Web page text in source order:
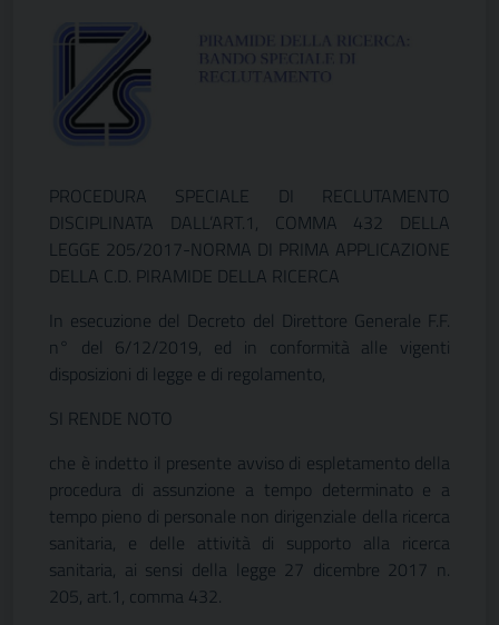
PROCEDURA SPECIALE DI RECLUTAMENTO
DISCIPLINATA DALL’ART.1, COMMA 432 DELLA
LEGGE 205/2017-NORMA DI PRIMA APPLICAZIONE
DELLA C.D. PIRAMIDE DELLA RICERCA
In esecuzione del Decreto del Direttore Generale F.F.
n° del 6/12/2019, ed in conformità alle vigenti
disposizioni di legge e di regolamento,
SI RENDE NOTO
che è indetto il presente avviso di espletamento della
procedura di assunzione a tempo determinato e a
tempo pieno di personale non dirigenziale della ricerca
sanitaria, e delle attività di supporto alla ricerca
sanitaria, ai sensi della legge 27 dicembre 2017 n.
205, art.1, comma 432.